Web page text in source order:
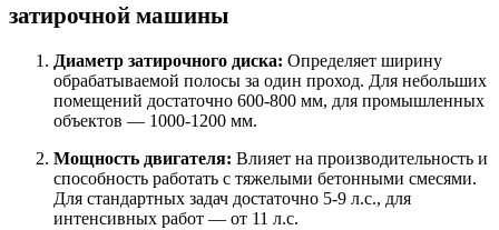
затирочной машины
Диаметр затирочного диска: Определяет ширину
обрабатываемой полосы за один проход. Для небольших
помещений достаточно 600-800 мм, для промышленных
объектов — 1000-1200 мм.
Мощность двигателя: Влияет на производительность и
способность работать с тяжелыми бетонными смесями.
Для стандартных задач достаточно 5-9 л.с., для
интенсивных работ — от 11 л.с.